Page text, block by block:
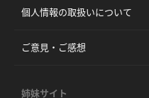
個人情報の取扱いについて
ご意見・ご感想
姉妹サイト